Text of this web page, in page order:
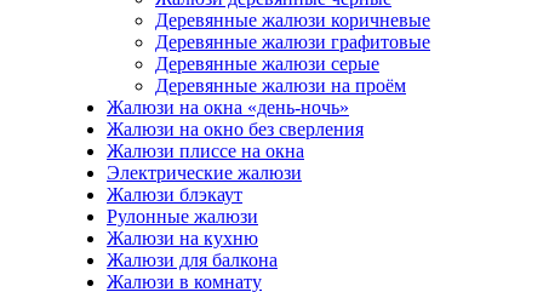
Деревянные жалюзи коричневые
Деревянные жалюзи графитовые
Деревянные жалюзи серые
Деревянные жалюзи на проём
Жалюзи на окна «день-ночь»
Жалюзи на окно без сверления
Жалюзи плиссе на окна
Электрические жалюзи
Жалюзи блэкаут
Рулонные жалюзи
Жалюзи на кухню
Жалюзи для балкона
Жалюзи в комнату